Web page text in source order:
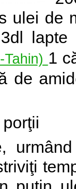
ulei de
3dl lapte
1
de